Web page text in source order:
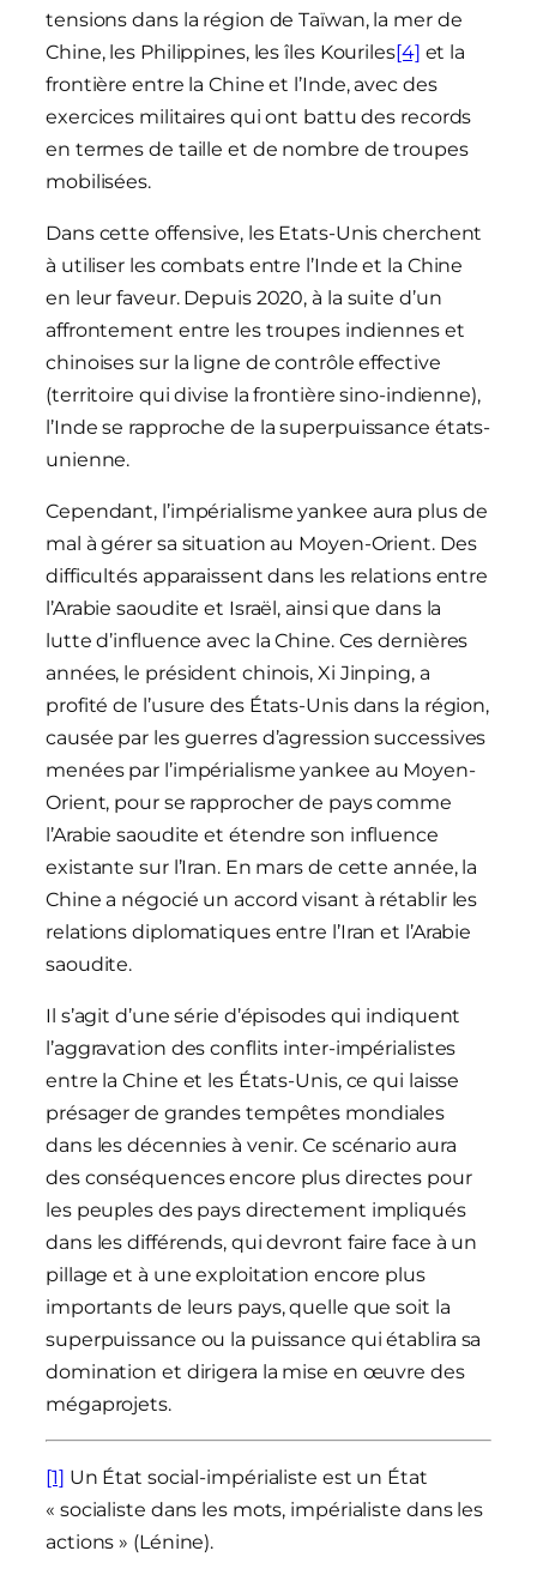
tensions dans la région de Taïwan, la mer de
Chine, les Philippines, les îles Kouriles[4] et la
frontière entre la Chine et l’Inde, avec des
exercices militaires qui ont battu des records
en termes de taille et de nombre de troupes
mobilisées.
Dans cette offensive, les Etats-Unis cherchent
à utiliser les combats entre l’Inde et la Chine
en leur faveur. Depuis 2020, à la suite d’un
affrontement entre les troupes indiennes et
chinoises sur la ligne de contrôle effective
(territoire qui divise la frontière sino-indienne),
l’Inde se rapproche de la superpuissance états-
unienne.
Cependant, l’impérialisme yankee aura plus de
mal à gérer sa situation au Moyen-Orient. Des
difficultés apparaissent dans les relations entre
l’Arabie saoudite et Israël, ainsi que dans la
lutte d’influence avec la Chine. Ces dernières
années, le président chinois, Xi Jinping, a
profité de l’usure des États-Unis dans la région,
causée par les guerres d’agression successives
menées par l’impérialisme yankee au Moyen-
Orient, pour se rapprocher de pays comme
l’Arabie saoudite et étendre son influence
existante sur l’Iran. En mars de cette année, la
Chine a négocié un accord visant à rétablir les
relations diplomatiques entre l’Iran et l’Arabie
saoudite.
Il s’agit d’une série d’épisodes qui indiquent
l’aggravation des conflits inter-impérialistes
entre la Chine et les États-Unis, ce qui laisse
présager de grandes tempêtes mondiales
dans les décennies à venir. Ce scénario aura
des conséquences encore plus directes pour
les peuples des pays directement impliqués
dans les différends, qui devront faire face à un
pillage et à une exploitation encore plus
importants de leurs pays, quelle que soit la
superpuissance ou la puissance qui établira sa
domination et dirigera la mise en œuvre des
mégaprojets.
[1] Un État social-impérialiste est un État
« socialiste dans les mots, impérialiste dans les
actions » (Lénine).